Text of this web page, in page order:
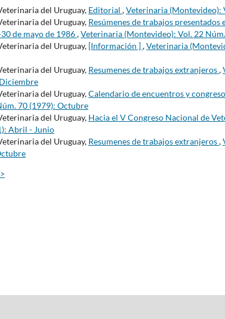
del Uruguay, Editorial ,Veterinaria (Montevideo):
del Uruguay, Resúmenes de trabajos presentados
de mayo de 1986,Veterinaria (Montevideo): Vol. 22
del Uruguay, [Información ],Veterinaria
del Uruguay, Resumenes de trabajos extranjeros,
del Uruguay,Calendario de encuentros y
70 (1979): Octubre
del Uruguay, Hacia el V Congreso Nacional de
Abril - Junio
del Uruguay, Resumenes de trabajos extranjeros,